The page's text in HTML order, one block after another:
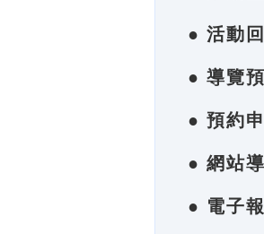
● 活動
● 導覽
● 預約
● 網站
● 電子報